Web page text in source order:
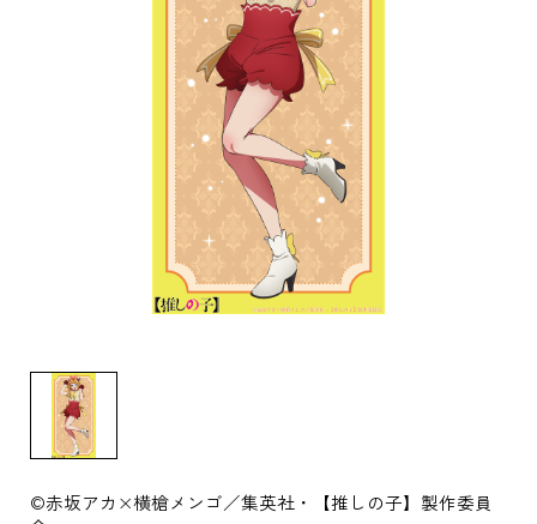
©赤坂アカ×横槍メンゴ／集英社・【推しの子】製作委員